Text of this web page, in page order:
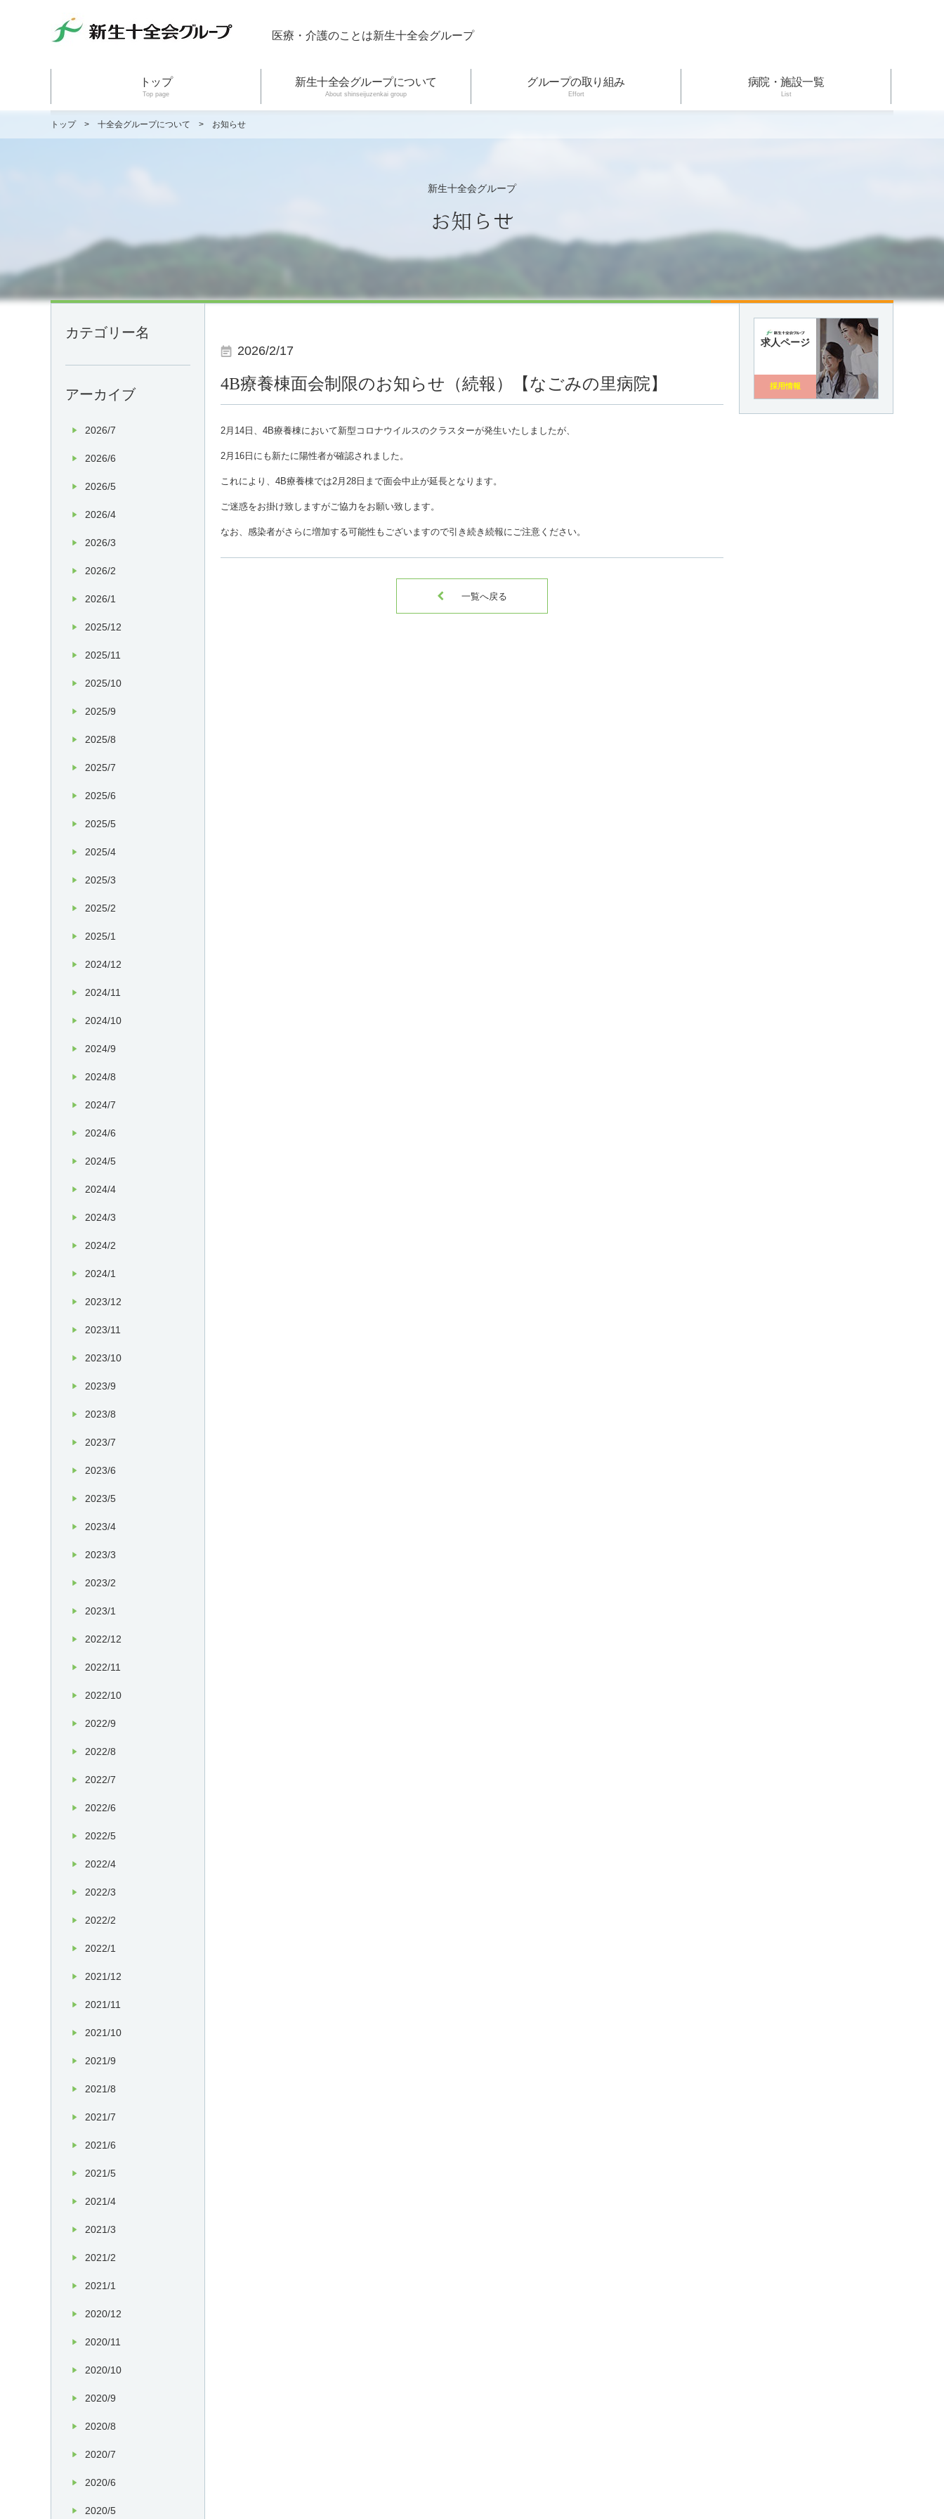
医療・介護のことは新生十全会グループ
トップ
Top page
新生十全会グループについて
About shinseijuzenkai group
グループの取り組み
Effort
病院・施設一覧
List
トップ > 十全会グループについて > お知らせ
新生十全会グループ
お知らせ
2026/2/17
4B療養棟面会制限のお知らせ（続報）【なごみの里病院】
2月 14 日、 4B療養棟において新型コロナウイルスのクラスターが発生いたしましたが、
2月 16 日にも新たに陽性者が確認されました。
これにより、 4B療養棟では2月 28 日まで面会中止が延長となります。
ご迷惑をお掛け致しますがご協力をお願い致します。
なお、感染者がさらに増加する可能性もございますので引き続き続報にご注意ください。
 一覧へ戻る
カテゴリー名
アーカイブ
2026/7
2026/6
2026/5
2026/4
2026/3
2026/2
2026/1
2025/12
2025/11
2025/10
2025/9
2025/8
2025/7
2025/6
2025/5
2025/4
2025/3
2025/2
2025/1
2024/12
2024/11
2024/10
2024/9
2024/8
2024/7
2024/6
2024/5
2024/4
2024/3
2024/2
2024/1
2023/12
2023/11
2023/10
2023/9
2023/8
2023/7
2023/6
2023/5
2023/4
2023/3
2023/2
2023/1
2022/12
2022/11
2022/10
2022/9
2022/8
2022/7
2022/6
2022/5
2022/4
2022/3
2022/2
2022/1
2021/12
2021/11
2021/10
2021/9
2021/8
2021/7
2021/6
2021/5
2021/4
2021/3
2021/2
2021/1
2020/12
2020/11
2020/10
2020/9
2020/8
2020/7
2020/6
2020/5
求人ページ
採用情報